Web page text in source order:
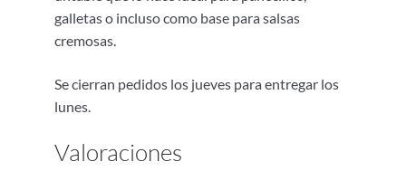
galletas o incluso como base para salsas
cremosas.
Se cierran pedidos los jueves para entregar los
lunes.
Valoraciones